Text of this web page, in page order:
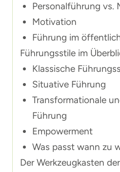
Personalführung vs.
Motivation
Führung im
Führungsstile im
Klassische
Situative Führung
Transformationale
Führung
Empowerment
Was passt wann zu
Der Werkzeugkasten